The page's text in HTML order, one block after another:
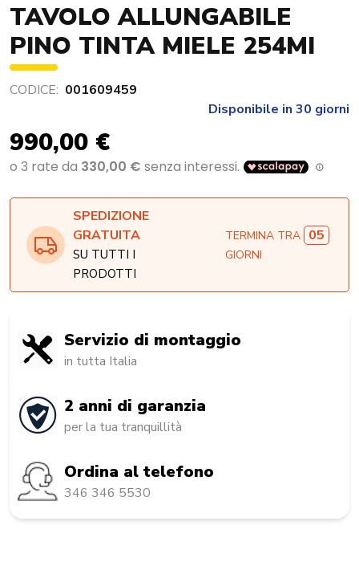
TAVOLO ALLUNGABILE
PINO TINTA MIELE 254MI
CODICE: 001609459
Disponibile in 30 giorni
990,00 €
SPEDIZIONE
GRATUITA
SU TUTTI I
PRODOTTI
TERMINA TRA 05
GIORNI
Servizio di montaggio
in tutta Italia
2 anni di garanzia
per la tua tranquillità
Ordina al telefono
346 346 5530